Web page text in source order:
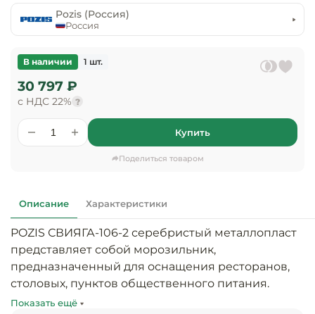
Барное
фастфуда
питания
Оснащение
Оснащение
бытового
Ассортимент и
Pozis (Россия)
Россия
30 797 ₽
с НДС 22% ?
В наличии 1 шт.
Купить
Поделиться товаром
Описание Характеристики
POZIS СВИЯГА-106-2 серебристый металлопласт
представляет собой морозильник,
предназначенный для оснащения ресторанов,
столовых, пунктов общественного питания.
Оборудование подходит для организации
Показать ещё